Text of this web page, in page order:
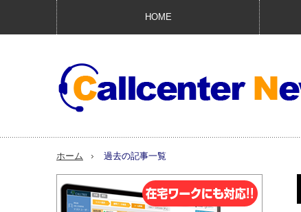
HOME
ホーム 過去の記事一覧